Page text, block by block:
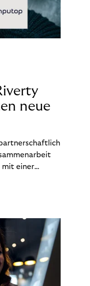
neue
mit einer
für Händler.